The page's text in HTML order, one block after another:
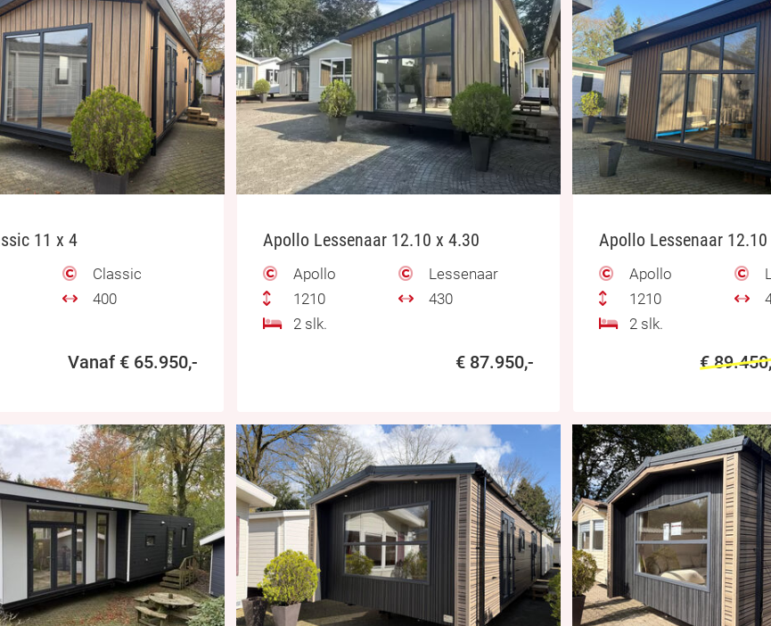
11 x 4
Classic
400
Vanaf € 65.950,-
Apollo Lessenaar 12.10 x 4.30
Apollo
Lessenaar
1210
430
2 slk.
€ 87.950,-
Apollo Lessenaar
Apollo
1210
2 slk.
€